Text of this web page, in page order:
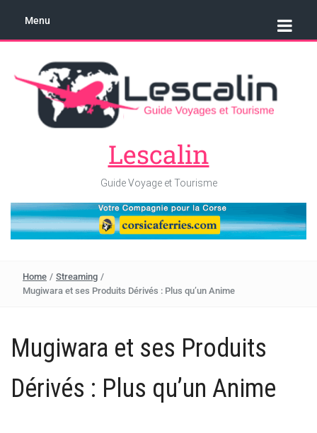
Menu
Lescalin
Guide Voyage et Tourisme
Home / Streaming /
Mugiwara et ses Produits Dérivés : Plus qu’un Anime
Mugiwara et ses Produits
Dérivés : Plus qu’un Anime